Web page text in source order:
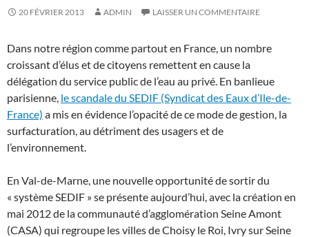
20 FÉVRIER 2013 ADMIN LAISSER UN COMMENTAIRE
Dans notre région comme partout en France, un nombre
croissant d’élus et de citoyens remettent en cause la
délégation du service public de l’eau au privé. En banlieue
parisienne, le scandale du SEDIF (Syndicat des Eaux d’Ile-de-
France) a mis en évidence l’opacité de ce mode de gestion, la
surfacturation, au détriment des usagers et de
l’environnement.
En Val-de-Marne, une nouvelle opportunité de sortir du
« système SEDIF » se présente aujourd’hui, avec la création en
mai 2012 de la communauté d’agglomération Seine Amont
(CASA) qui regroupe les villes de Choisy le Roi, Ivry sur Seine